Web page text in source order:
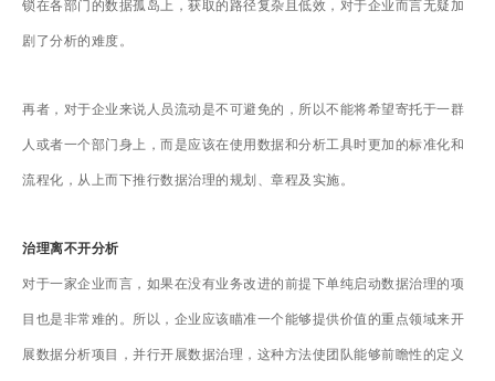
锁在各部门的数据孤岛上，获取的路径复杂且低效，对于企业而言无疑加
剧了分析的难度。
再者，对于企业来说人员流动是不可避免的，所以不能将希望寄托于一群
人或者一个部门身上，而是应该在使用数据和分析工具时更加的标准化和
流程化，从上而下推行数据治理的规划、章程及实施。
治理离不开分析
对于一家企业而言，如果在没有业务改进的前提下单纯启动数据治理的项
目也是非常难的。所以，企业应该瞄准一个能够提供价值的重点领域来开
展数据分析项目，并行开展数据治理，这种方法使团队能够前瞻性的定义